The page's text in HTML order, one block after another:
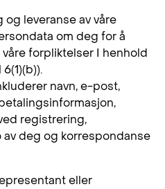
leveranse av våre
om deg for å
forpliktelser I henhold
navn, e-post,
registrering,
deg og korrespondanse
eller